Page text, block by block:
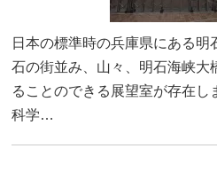
日本の標準時の兵庫県にある明
石の街並み、山々、明石海峡大
ることのできる展望室が存在し
科学…